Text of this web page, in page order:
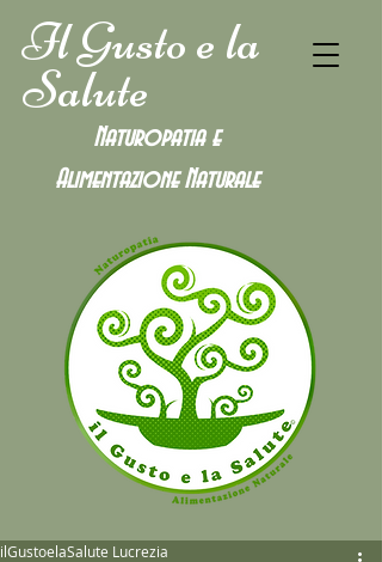
Il Gusto e la
Salute
Naturopatia e
Alimentazione Naturale
ilGustoelaSalute Lucrezia